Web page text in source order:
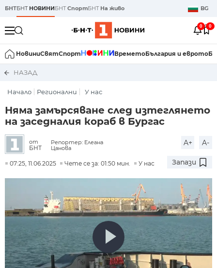
БНТБНТ НОВИНИБНТСпортБНТ На живо BG
0 0
НовиниСвятСпорт ВреметоБългария и еврото
НАЗАД
Начало Регионални У нас
Няма замърсяване след изтеглянето
на заседналия кораб в Бургас
от
БНТ
Репортер: Елеана
Цанова
A+ A-
07:25, 11.06.2025 Чете се за: 01:50 мин. У нас Запази